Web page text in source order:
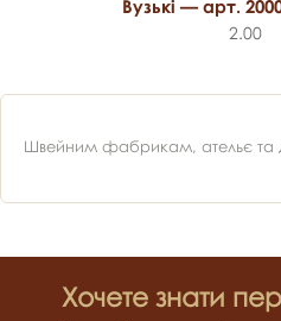
Вузькі — арт.
2.00
Швейним фабрикам, ательє та
Хочете знати